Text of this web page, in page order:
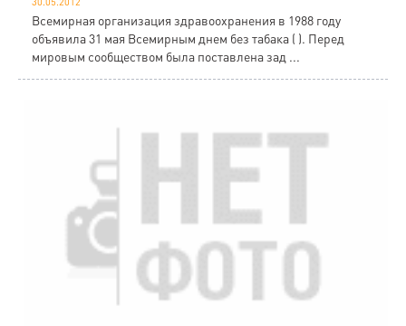
Всемирная организация здравоохранения в 1988 году
объявила 31 мая Всемирным днем без табака ( ). Перед
мировым сообществом была поставлена зад ...